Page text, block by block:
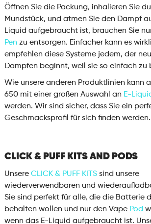
Öffnen Sie die Packung, inhalieren Sie
Mundstück, und atmen Sie den Dampf
Liquid aufgebraucht ist, brauchen Sie
Penzu entsorgen. Einfacher kann es
empfehlen diese Systeme jedem, der
Dampfen beginnt, weil sie so einfach zu
Wie unsere anderen Produktlinien kann
650 mit einer großen Auswahl an E-
werden. Wir sind sicher, dass Sie ein
Geschmacksprofil für sich finden werden.
CLICK & PUFF KITS AND PODS
Unsere CLICK & PUFF KITSsind unsere
wiederverwendbaren und
Sie sind perfekt für alle, die die Batterie
behalten wollen und nur den Vape Pod
wenn das E-Liquid aufgebraucht ist.